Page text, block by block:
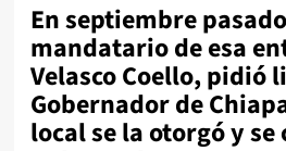
En septiembre
mandatario de esa
Velasco Coello, pidió
Gobernador de
local se la otorgó y